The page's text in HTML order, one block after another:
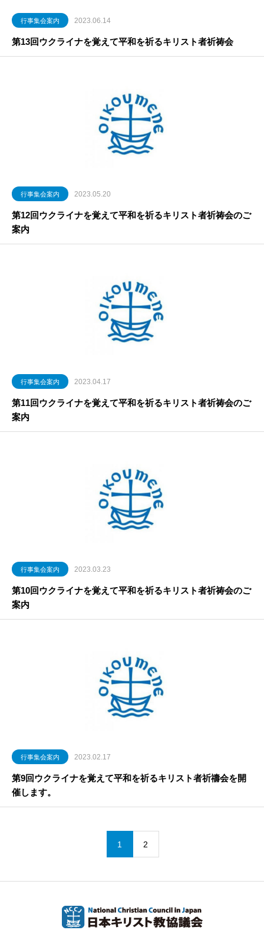
行事集会案内 2023.06.14
第13回ウクライナを覚えて平和を祈るキリスト者祈祷会
行事集会案内 2023.05.20
第12回ウクライナを覚えて平和を祈るキリスト者祈祷会のご
案内
行事集会案内 2023.04.17
第11回ウクライナを覚えて平和を祈るキリスト者祈祷会のご
案内
行事集会案内 2023.03.23
第10回ウクライナを覚えて平和を祈るキリスト者祈祷会のご
案内
行事集会案内 2023.02.17
第9回ウクライナを覚えて平和を祈るキリスト者祈禱会を開
催します。
1 2